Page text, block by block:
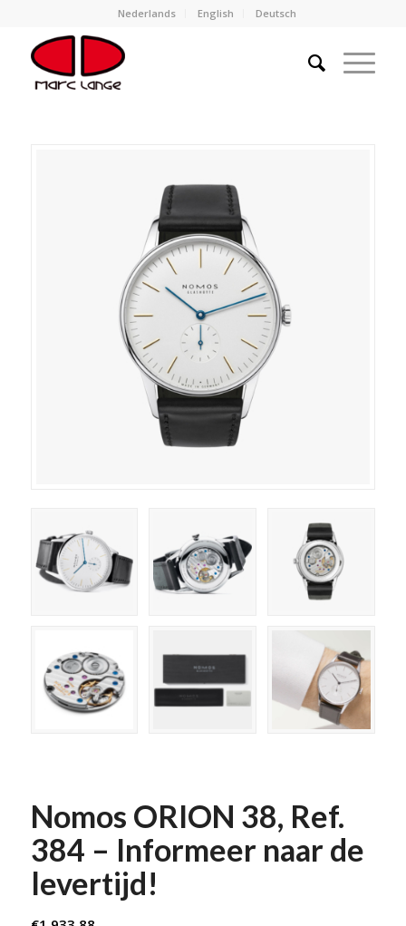
Nederlands English Deutsch
Nomos ORION 38, Ref.
384 – Informeer naar de
levertijd!